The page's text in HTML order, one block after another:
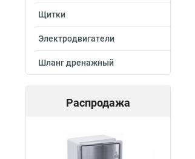
Щитки
Электродвигатели
Шланг дренажный
Распродажа